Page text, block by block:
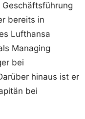
bereits in
Lufthansa
Managing
bei
hinaus ist er
bei